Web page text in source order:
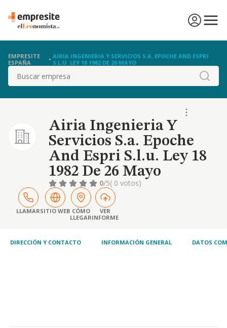
EMPRESITE
ESPAÑA
AIRIA INGENIERIA Y SERVICIOS S.A. EPOCHE AND ESPRI
S.L.U. LEY 18 1982 DE 26 MAYO
Buscar
Airia Ingenieria Y
Servicios S.a. Epoche
And Espri S.l.u. Ley 18
1982 De 26 Mayo
0/5( 0 votos)
LLAMARSITIO WEB CÓMO
LLEGAR
VER
INFORME
DIRECCIÓN Y CONTACTO INFORMACIÓN GENERAL DATOS